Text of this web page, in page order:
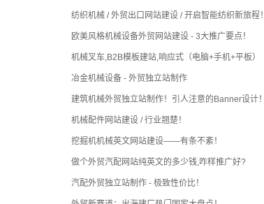
纺织机械 / 外贸出口网站建设 / 开启智能纺织新旅程！
欧美风格机械设备外贸网站建设 - 3大推广要点！
机械叉车,B2B模板建站,响应式（电脑+手机+平板）
冶金机械设备 - 外贸独立站制作
建筑机械外贸独立站制作！引人注意的Banner设计！
机械配件网站建设 / 行业翘楚！
挖掘机机械英文网站建设——有条不紊！
做个外贸汽配网站纯英文的多少钱,咋样推广好?
汽配外贸独立站制作 - 极致性价比！